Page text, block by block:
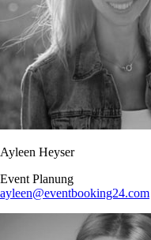
Ayleen Heyser
Event Planung​
ayleen@eventbooking24.com